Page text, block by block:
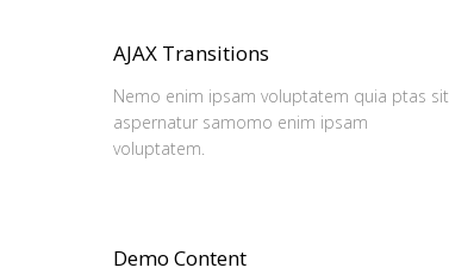
AJAX Transitions
Nemo enim ipsam voluptatem quia ptas sit
aspernatur samomo enim ipsam
voluptatem.
Demo Content